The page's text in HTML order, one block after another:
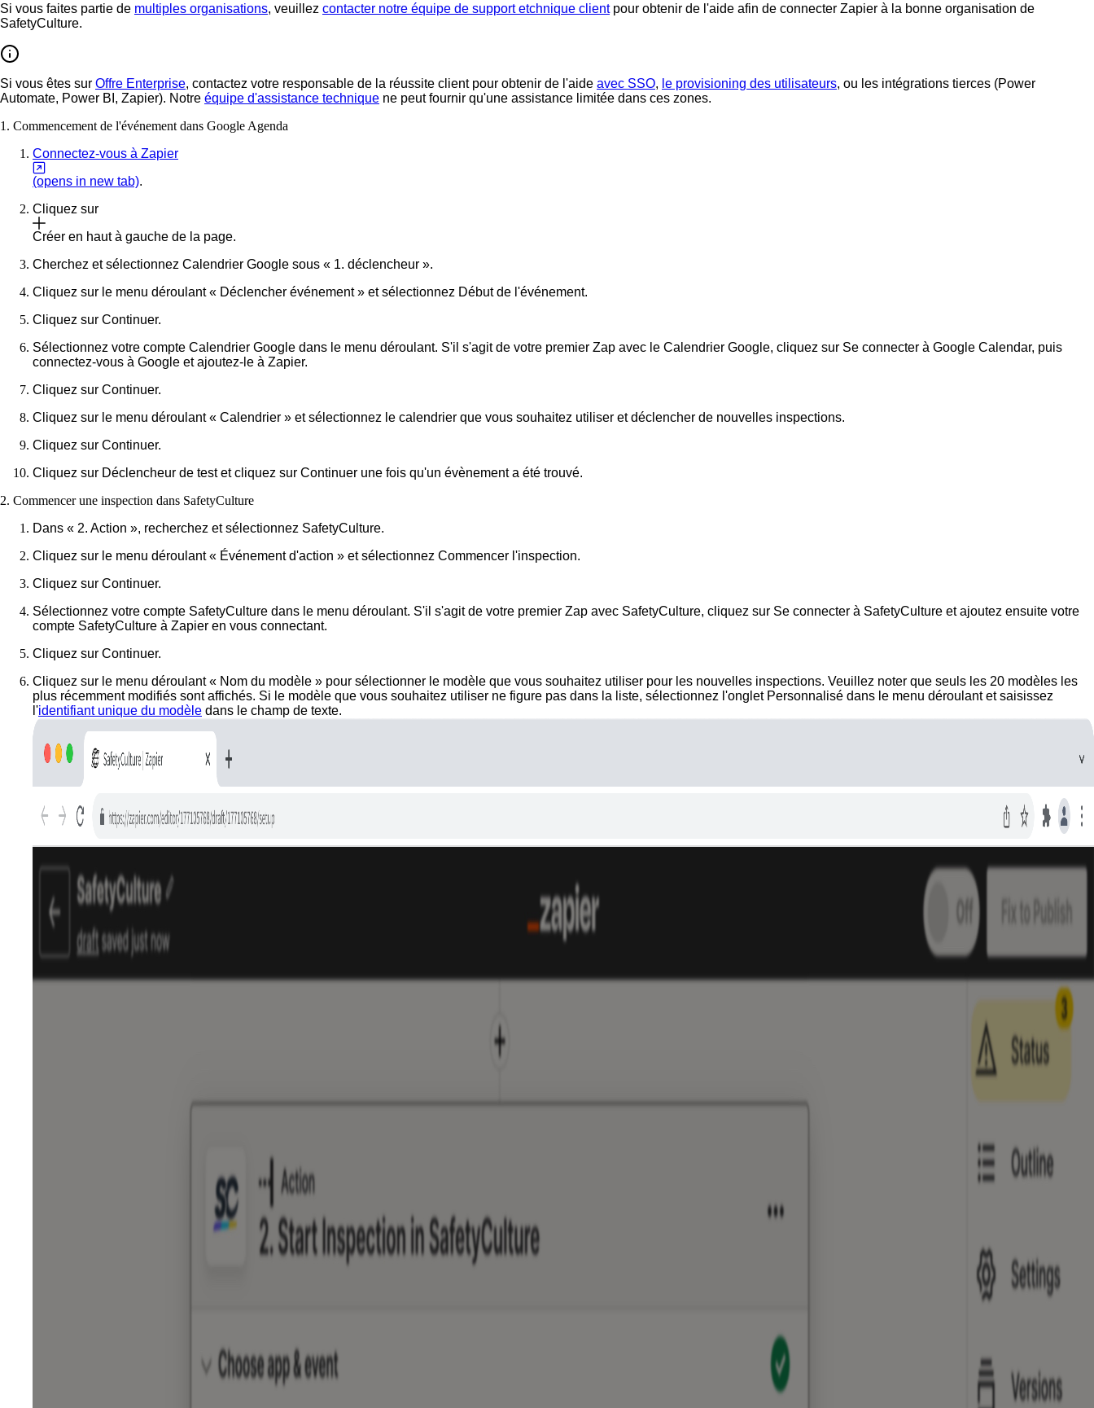
Si vous faites partie de multiples organisations, veuillez contacter notre équipe de support etchnique client pour obtenir de l'aide afin de connecter Zapier à la bonne organisation de
SafetyCulture.
Si vous êtes sur Offre Enterprise, contactez votre responsable de la réussite client pour obtenir de l'aide avec SSO, le provisioning des utilisateurs, ou les intégrations tierces (Power
Automate, Power BI, Zapier). Notre équipe d'assistance technique ne peut fournir qu'une assistance limitée dans ces zones.
1. Commencement de l'événement dans Google Agenda
Connectez-vous à Zapier
(opens in new tab).
Cliquez sur
Créer en haut à gauche de la page.
Cherchez et sélectionnez Calendrier Google sous « 1. déclencheur ».
Cliquez sur le menu déroulant « Déclencher événement » et sélectionnez Début de l'événement.
Cliquez sur Continuer.
Sélectionnez votre compte Calendrier Google dans le menu déroulant. S'il s'agit de votre premier Zap avec le Calendrier Google, cliquez sur Se connecter à Google Calendar, puis
connectez-vous à Google et ajoutez-le à Zapier.
Cliquez sur Continuer.
Cliquez sur le menu déroulant « Calendrier » et sélectionnez le calendrier que vous souhaitez utiliser et déclencher de nouvelles inspections.
Cliquez sur Continuer.
Cliquez sur Déclencheur de testet cliquez sur Continuer une fois qu'un évènement a été trouvé.
2. Commencer une inspection dans SafetyCulture
Dans « 2. Action », recherchez et sélectionnez SafetyCulture.
Cliquez sur le menu déroulant « Événement d'action » et sélectionnez Commencer l'inspection.
Cliquez sur Continuer.
Sélectionnez votre compte SafetyCulture dans le menu déroulant. S'il s'agit de votre premier Zap avec SafetyCulture, cliquez sur Se connecter à SafetyCulture et ajoutez ensuite votre
compte SafetyCulture à Zapier en vous connectant.
Cliquez sur Continuer.
Cliquez sur le menu déroulant « Nom du modèle » pour sélectionner le modèle que vous souhaitez utiliser pour les nouvelles inspections. Veuillez noter que seuls les 20 modèles les
plus récemment modifiés sont affichés. Si le modèle que vous souhaitez utiliser ne figure pas dans la liste, sélectionnez l'ongletPersonnalisé dans le menu déroulant et saisissez
l'identifiant unique du modèle dans le champ de texte.